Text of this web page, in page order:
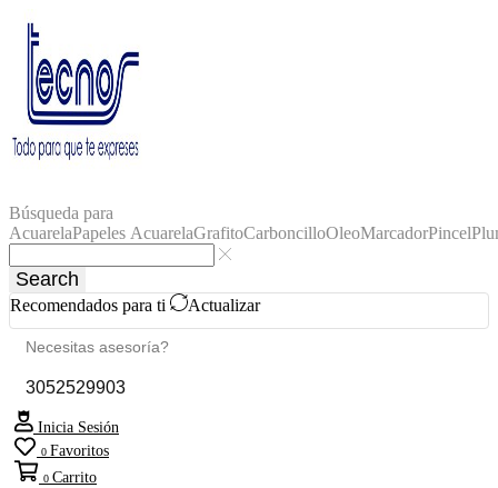
Búsqueda para
AcuarelaPapeles AcuarelaGrafitoCarboncilloOleoMarcadorPincel
Search
Recomendados para ti Actualizar
Necesitas asesoría?
3052529903
Inicia Sesión
0 Favoritos
0 Carrito